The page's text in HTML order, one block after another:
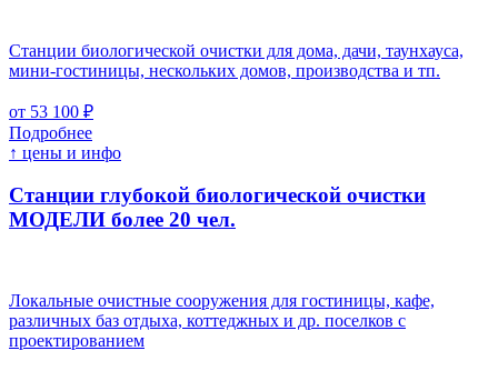
Станции биологической очистки для дома, дачи, таунхауса,
мини-гостиницы, нескольких домов, производства и тп.
от 53 100 ₽
Подробнее
↑ цены и инфо
Станции глубокой биологической очистки
МОДЕЛИ более 20 чел.
Локальные очистные сооружения для гостиницы, кафе,
различных баз отдыха, коттеджных и др. поселков с
проектированием